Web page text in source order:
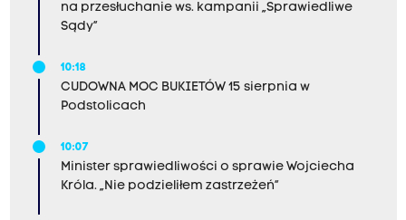
na przesłuchanie ws. kampanii „Sprawiedliwe
Sądy”
10:18
CUDOWNA MOC BUKIETÓW 15 sierpnia w
Podstolicach
10:07
Minister sprawiedliwości o sprawie Wojciecha
Króla. „Nie podzieliłem zastrzeżeń”